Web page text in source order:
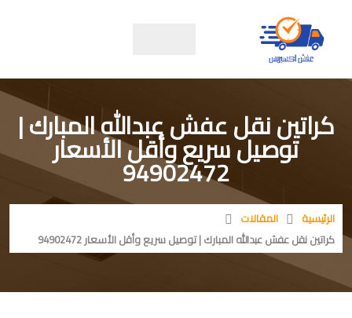
كراتين نقل عفش عبدالله المبارك |
توصيل سريع وأقل الأسعار
94902472
الرئيسية
المقالات
كراتين نقل عفش عبدالله المبارك | توصيل سريع وأقل الأسعار 94902472